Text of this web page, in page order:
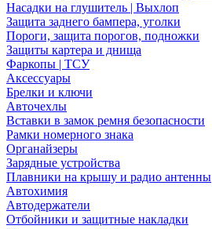
Насадки на глушитель | Выхлоп
Защита заднего бампера, уголки
Пороги, защита порогов, подножки
Защиты картера и днища
Фаркопы | ТСУ
Аксессуары
Брелки и ключи
Авточехлы
Вставки в замок ремня безопасности
Рамки номерного знака
Органайзеры
Зарядные устройства
Плавники на крышу и радио антенны
Автохимия
Автодержатели
Отбойники и защитные накладки